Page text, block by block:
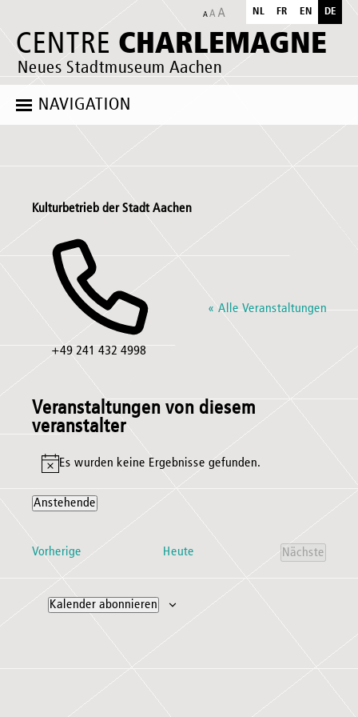
CENTRE CHARLEMAGNE
Neues Stadtmuseum Aachen
NL FR EN DE
NAVIGATION
Kulturbetrieb der Stadt Aachen
« Alle Veranstaltungen
Telefon
+49 241 432 4998
Veranstaltungen von diesem
veranstalter
Hinweis
Es wurden keine Ergebnisse gefunden.
Anstehende
VorherigeVeranstaltungenHeute
Nächste
Kalender abonnieren